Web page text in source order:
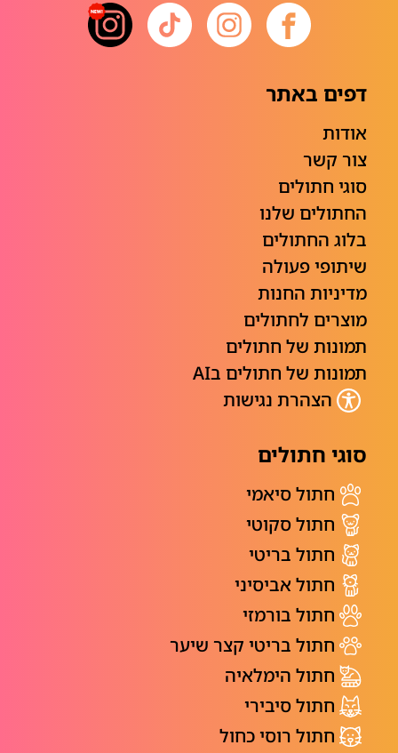
דפים באתר
אודות
צור קשר
סוגי חתולים
החתולים שלנו
בלוג החתולים
שיתופי פעולה
מדיניות החנות
מוצרים לחתולים
תמונות של חתולים
תמונות של חתולים בAI
הצהרת נגישות
סוגי חתולים
חתול סיאמי
חתול סקוטי
חתול בריטי
חתול אביסיני
חתול בורמזי
חתול בריטי קצר שיער
חתול הימלאיה
חתול סיבירי
חתול רוסי כחול